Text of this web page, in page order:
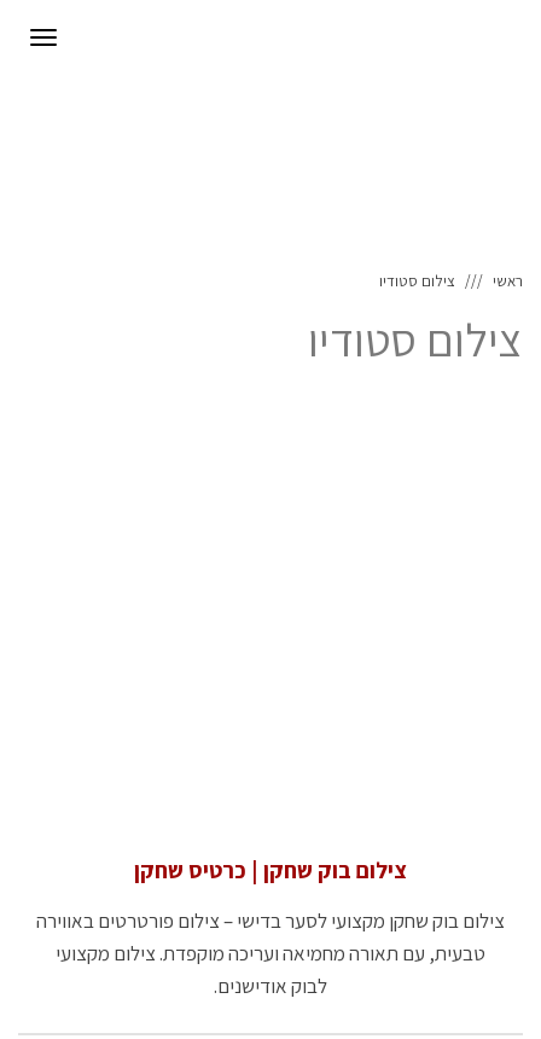
ראשי צילום סטודיו
צילום סטודיו
צילום בוק שחקן | כרטיס שחקן
צילום בוק שחקן מקצועי לסער בדישי – צילום פורטרטים באווירה
טבעית, עם תאורה מחמיאה ועריכה מוקפדת. צילום מקצועי
לבוק אודישנים.